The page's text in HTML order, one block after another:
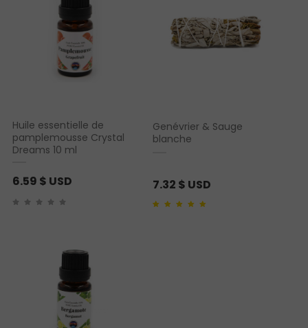
Huile essentielle de
pamplemousse Crystal
Dreams 10 ml
6.59 $ USD
Genévrier & Sauge
blanche
7.32 $ USD